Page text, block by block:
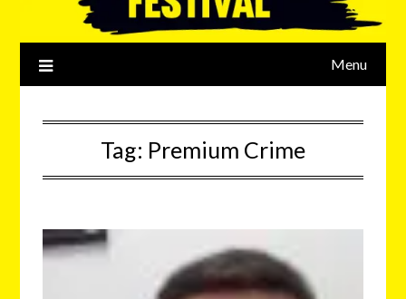
Menu
Tag: Premium Crime